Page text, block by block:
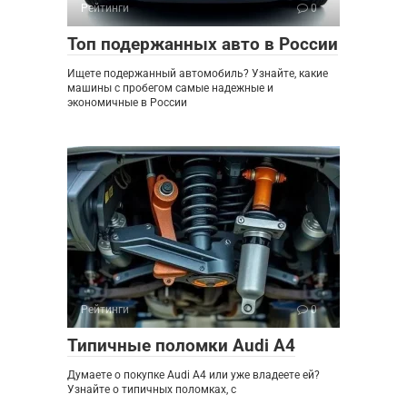
Рейтинги 0
Топ подержанных авто в России
Ищете подержанный автомобиль? Узнайте, какие
машины с пробегом самые надежные и
экономичные в России
Рейтинги 0
Типичные поломки Audi A4
Думаете о покупке Audi A4 или уже владеете ей?
Узнайте о типичных поломках, с